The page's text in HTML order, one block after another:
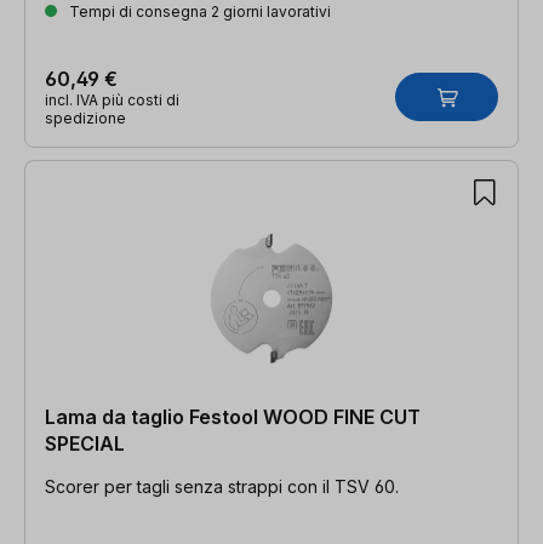
Tempi di consegna 2 giorni lavorativi
60,49 €
incl. IVA più costi di
spedizione
Lama da taglio Festool WOOD FINE CUT
SPECIAL
Scorer per tagli senza strappi con il TSV 60.